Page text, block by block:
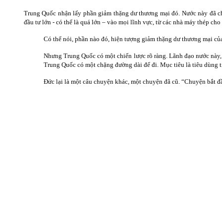
Trung Quốc nhận lấy phần giảm thặng dư thương mại đó. Nước này
đầu tư lớn - có thể là quá lớn – vào mọi lĩnh vực, từ các nhà máy thép
Có thể nói, phần nào đó, hiện tượng giảm thặng dư thương mại
Nhưng Trung Quốc có một chiến lược rõ ràng. Lãnh đạo nước
Trung Quốc có một chặng đường dài để đi. Mục tiêu là tiêu
Đức lại là một câu chuyện khác, một chuyện đã cũ. “Chuyện bắt